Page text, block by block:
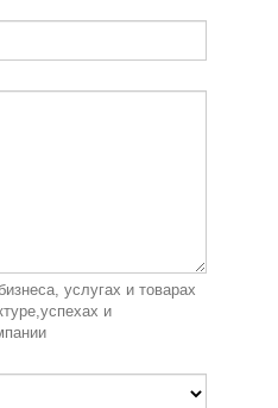
услугах и товарах
и